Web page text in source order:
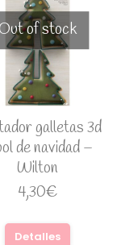
of stock
galletas 3d
de navidad –
Wilton
4,30€
Detalles